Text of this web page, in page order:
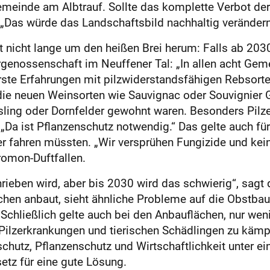
am Albtrauf. Sollte das komplette Verbot
würde das Landschaftsbild nachhaltig
nicht lange um den heißen Brei herum: Falls ab
im Neuffener Tal: „In allen acht
Erfahrungen mit pilzwiderstandsfähigen
neuen Weinsorten wie Sauvignac oder
oder Dornfelder gewohnt waren. Besonders
ist Pflanzenschutz notwendig.“ Das gelte auch
fahren müssten. „Wir versprühen Fungizide und
Duftfallen.
wird, aber bis 2030 wird das schwierig“, sagt
anbaut, sieht ähnliche Probleme auf die
gelte auch bei den Anbauflächen, nur
und tierischen Schädlingen zu
Pflanzenschutz und Wirtschaftlichkeit unter
für eine gute Lösung.